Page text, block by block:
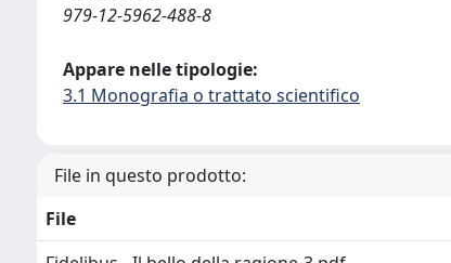
979-12-5962-488-8
Appare nelle tipologie:
3.1 Monografia o trattato scientifico
File in questo prodotto:
File